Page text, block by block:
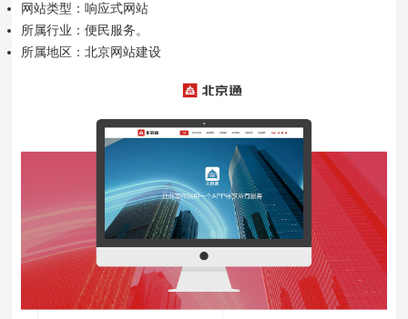
网站类型：响应式网站
所属行业：便民服务。
所属地区：北京网站建设